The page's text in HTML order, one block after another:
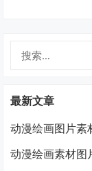
最新文章
动漫绘画图片素
动漫绘画素材图